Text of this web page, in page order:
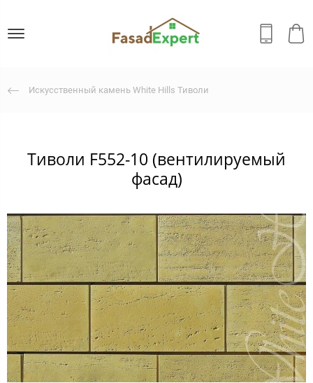
Искусственный камень White Hills Тиволи
Тиволи F552-10 (вентилируемый
фасад)